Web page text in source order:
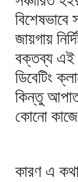
জায়গায়
বক্তব্য এই
ডিবেটিং
কিন্তু
কোনো কাজে
কারণ এ